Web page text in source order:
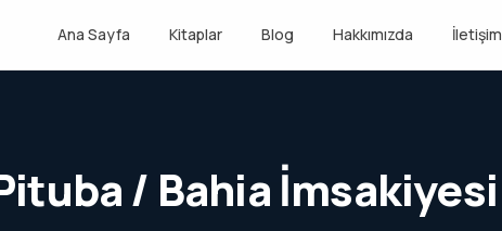
Ana Sayfa Kitaplar Blog Hakkımızda İletişim
/ Bahia İmsakiyesi